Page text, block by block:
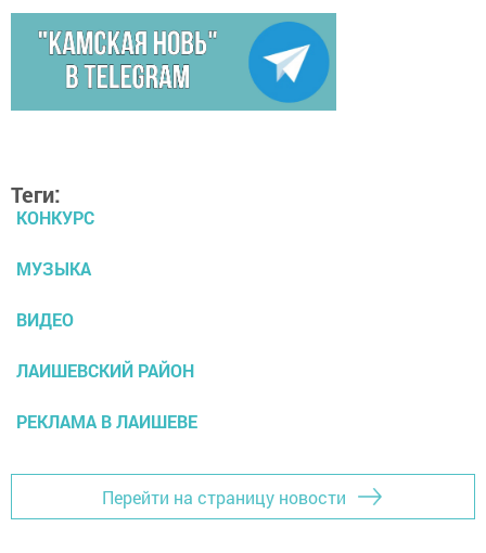
Теги:
КОНКУРС
МУЗЫКА
ВИДЕО
ЛАИШЕВСКИЙ РАЙОН
РЕКЛАМА В ЛАИШЕВЕ
Перейти на страницу новости